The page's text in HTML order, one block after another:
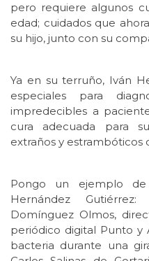
pero requiere algunos
edad; cuidados que
su hijo, junto con su
Ya en su terruño, Iván
especiales para
impredecibles a
cura adecuada para
extraños y estrambóticos
Pongo un ejemplo
Hernández
Domínguez Olmos,
periódico digital Punto y
bacteria durante una